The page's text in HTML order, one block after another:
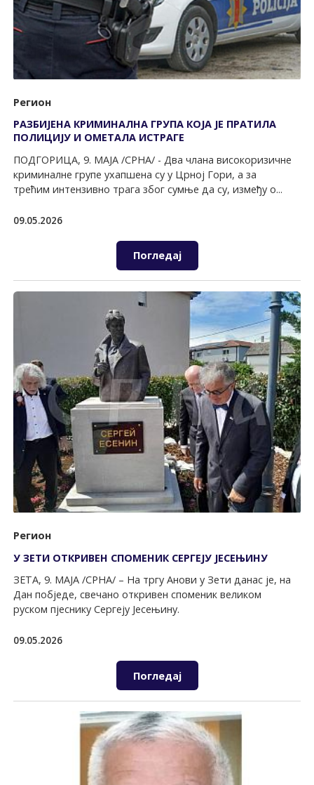
Регион
РАЗБИЈЕНА КРИМИНАЛНА ГРУПА КОЈА ЈЕ ПРАТИЛА
ПОЛИЦИЈУ И ОМЕТАЛА ИСТРАГЕ
ПОДГОРИЦА, 9. МАЈА /СРНА/ - Два члана високоризичне
криминалне групе ухапшена су у Црној Гори, а за
трећим интензивно трага због сумње да су, између о...
09.05.2026
Погледај
Регион
У ЗЕТИ ОТКРИВЕН СПОМЕНИК СЕРГЕЈУ ЈЕСЕЊИНУ
ЗЕТА, 9. МАЈА /СРНА/ – На тргу Анови у Зети данас је, на
Дан побједе, свечано откривен споменик великом
руском пјеснику Сергеју Јесењину.
09.05.2026
Погледај